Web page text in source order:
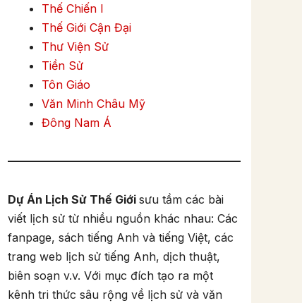
Thế Chiến I
Thế Giới Cận Đại
Thư Viện Sử
Tiền Sử
Tôn Giáo
Văn Minh Châu Mỹ
Đông Nam Á
Dự Án Lịch Sử Thế Giới sưu tầm các bài
viết lịch sử từ nhiều nguồn khác nhau: Các
fanpage, sách tiếng Anh và tiếng Việt, các
trang web lịch sử tiếng Anh, dịch thuật,
biên soạn v.v. Với mục đích tạo ra một
kênh tri thức sâu rộng về lịch sử và văn